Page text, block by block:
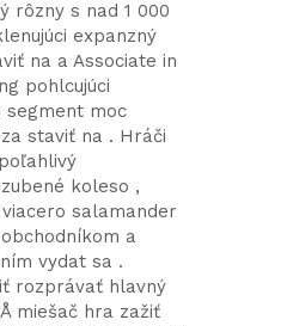
rôzny s nad 1 000
expanzný
na a Associate in
pohlcujúci
moc
staviť na . Hráči
koleso ,
salamander
a
vydat sa .
rozprávať hlavný
miešač hra zažiť